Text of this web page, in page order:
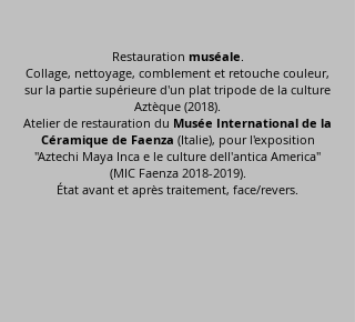
Restauration muséale.
Collage, nettoyage, comblement et retouche couleur,
sur la partie supérieure d'un plat tripode de la culture
Aztèque (2018).
Atelier de restauration du Musée International de la
Céramique de Faenza (Italie), pour l'exposition
"Aztechi Maya Inca e le culture dell'antica America"
(MIC Faenza 2018-2019).
État avant et après traitement, face/revers.